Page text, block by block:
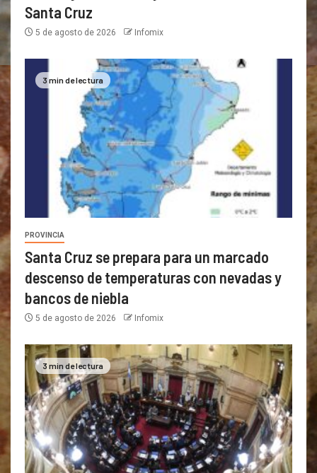
Santa Cruz
5 de agosto de 2026 Infomix
3 min de lectura
PROVINCIA
Santa Cruz se prepara para un marcado
descenso de temperaturas con nevadas y
bancos de niebla
5 de agosto de 2026 Infomix
3 min de lectura